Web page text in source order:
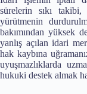
sürelerin sıkı
yürütmenin
bakımından yüksek
yanlış açılan idari
hak kaybına
uyuşmazlıklarda
hukuki destek almak